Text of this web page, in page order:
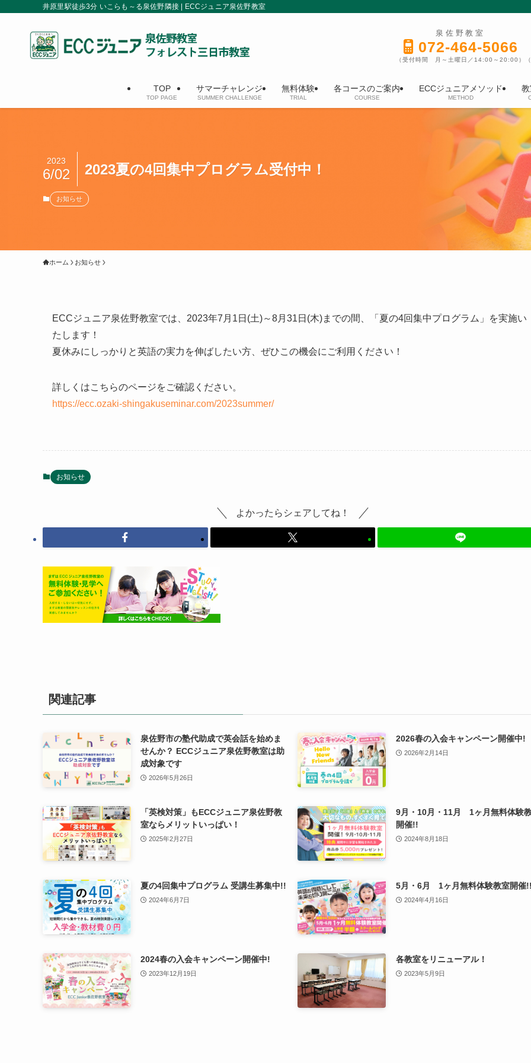
井原里駅徒歩3分 いこらも～る泉佐野隣接 | ECCジュニア泉佐野教室
泉佐野教室
072-464-5066
（受付時間 月～土曜日／14:00～20:00）
TOP
TOP PAGE
サマーチャレンジ
SUMMER CHALLENGE
無料体験
TRIAL
各コースのご案内
COURSE
ECCジュニアメソッド
METHOD
2023夏の4回集中プログラム受付中！
2023
6/02
お知らせ
ホーム お知らせ
ECCジュニア泉佐野教室では、2023年7月1日(土)～8月31日(木)までの間、「夏の4回集中プログラム」を実施い
たします！
夏休みにしっかりと英語の実力を伸ばしたい方、ぜひこの機会にご利用ください！
詳しくはこちらのページをご確認ください。
https://ecc.ozaki-shingakuseminar.com/2023summer/
お知らせ
よかったらシェアしてね！
関連記事
泉佐野市の塾代助成で英会話を始めま
せんか？ ECCジュニア泉佐野教室は助
成対象です
2026年5月26日
2026春の入会キャンペーン開催中!
2026年2月14日
「英検対策」もECCジュニア泉佐野教
室ならメリットいっぱい！
2025年2月27日
9月・10月・11月 1ヶ月無料体験
開催!!
2024年8月18日
夏の4回集中プログラム 受講生募集中!!
2024年6月7日
5月・6月 1ヶ月無料体験教室開催
2024年4月16日
2024春の入会キャンペーン開催中!
2023年12月19日
各教室をリニューアル！
2023年5月9日